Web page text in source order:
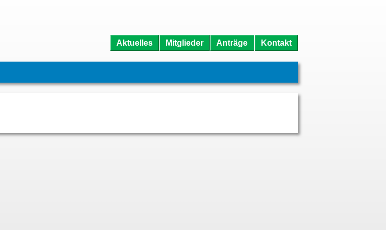
Aktuelles Mitglieder Anträge Kontakt